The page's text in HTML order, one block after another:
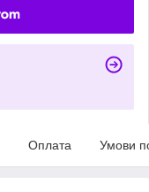
Оплата Умови